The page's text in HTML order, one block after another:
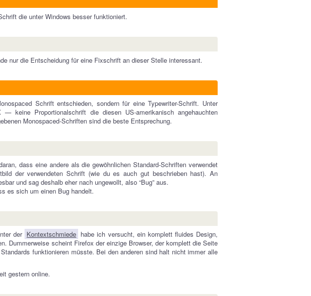
die unter Windows besser funktioniert.
nur die Entscheidung für eine Fixschrift an dieser Stelle interessant.
Schrift entschieden, sondern für eine Typewriter-Schrift. Unter
Proportionalschrift die diesen US-amerikanisch angehauchten
Monospaced-Schriften sind die beste Entsprechung.
dass eine andere als die gewöhnlichen Standard-Schriften verwendet
der verwendeten Schrift (wie du es auch gut beschrieben hast). An
und sag deshalb eher nach ungewollt, also “Bug” aus.
es sich um einen Bug handelt.
der Kontextschmiede habe ich versucht, ein komplett fluides Design,
Dummerweise scheint Firefox der einzige Browser, der komplett die Seite
funktionieren müsste. Bei den anderen sind halt nicht immer alle
gestern online.